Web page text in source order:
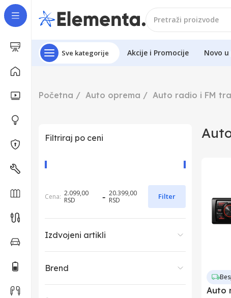
Sve kategorije Akcije i Promocije Novo
Početna Auto oprema Auto radio i FM
Filtriraj po ceni
Cena: 2.099,00
RSD
- 20.399,00
RSD
Filter
Izdvojeni artikli
Brend
Auto